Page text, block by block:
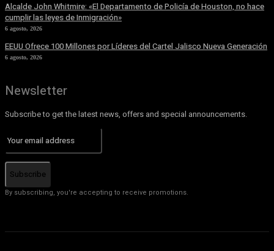
Alcalde John Whitmire: «El Departamento de Policía de Houston, no hace
cumplir las leyes de Inmigración»
6 agosto, 2026
EEUU Ofrece 100 Millones por Líderes del Cartel Jalisco Nueva Generación
6 agosto, 2026
Newsletter
Subscribe to get the latest news, offers and special announcements.
Subscribe
By subscribing, you're accepting to receive promotions.